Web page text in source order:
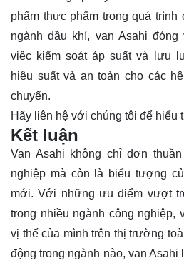
phẩm thực phẩm trong quá trình
ngành dầu khí, van Asahi đóng
việc kiểm soát áp suất và lưu
hiệu suất và an toàn cho các
chuyển.
Hãy liên hệ với chúng tôi để hiểu
Kết luận
Van Asahi không chỉ đơn
nghiệp mà còn là biểu tượng
mới. Với những ưu điểm vượt
trong nhiều ngành công nghiệp,
vị thế của mình trên thị trường
động trong ngành nào, van